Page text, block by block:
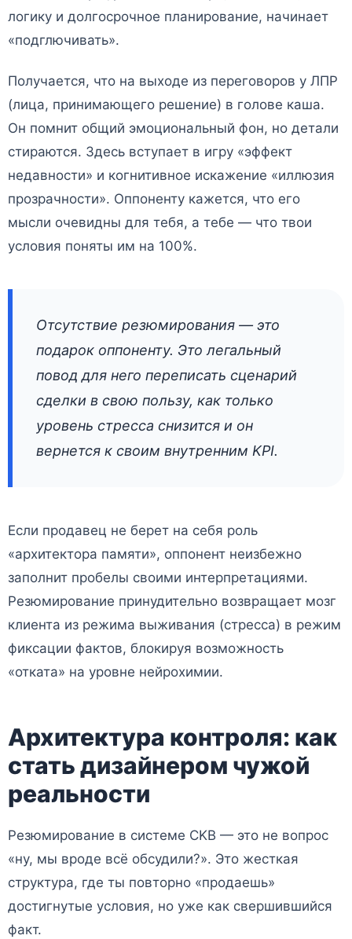
логику и долгосрочное планирование, начинает
«подглючивать».
Получается, что на выходе из переговоров у ЛПР
(лица, принимающего решение) в голове каша.
Он помнит общий эмоциональный фон, но детали
стираются. Здесь вступает в игру «эффект
недавности» и когнитивное искажение «иллюзия
прозрачности». Оппоненту кажется, что его
мысли очевидны для тебя, а тебе — что твои
условия поняты им на 100%.
Отсутствие резюмирования — это
подарок оппоненту. Это легальный
повод для него переписать сценарий
сделки в свою пользу, как только
уровень стресса снизится и он
вернется к своим внутренним KPI.
Если продавец не берет на себя роль
«архитектора памяти», оппонент неизбежно
заполнит пробелы своими интерпретациями.
Резюмирование принудительно возвращает мозг
клиента из режима выживания (стресса) в режим
фиксации фактов, блокируя возможность
«отката» на уровне нейрохимии.
Архитектура контроля: как
стать дизайнером чужой
реальности
Резюмирование в системе CKB — это не вопрос
«ну, мы вроде всё обсудили?». Это жесткая
структура, где ты повторно «продаешь»
достигнутые условия, но уже как свершившийся
факт.